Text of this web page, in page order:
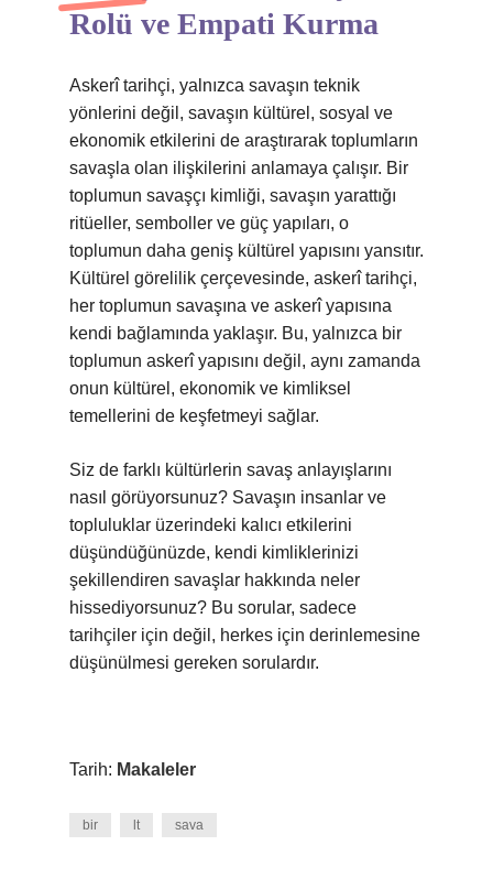
Rolü ve Empati Kurma
Askerî tarihçi, yalnızca savaşın teknik
yönlerini değil, savaşın kültürel, sosyal ve
ekonomik etkilerini de araştırarak toplumların
savaşla olan ilişkilerini anlamaya çalışır. Bir
toplumun savaşçı kimliği, savaşın yarattığı
ritüeller, semboller ve güç yapıları, o
toplumun daha geniş kültürel yapısını yansıtır.
Kültürel görelilik çerçevesinde, askerî tarihçi,
her toplumun savaşına ve askerî yapısına
kendi bağlamında yaklaşır. Bu, yalnızca bir
toplumun askerî yapısını değil, aynı zamanda
onun kültürel, ekonomik ve kimliksel
temellerini de keşfetmeyi sağlar.
Siz de farklı kültürlerin savaş anlayışlarını
nasıl görüyorsunuz? Savaşın insanlar ve
topluluklar üzerindeki kalıcı etkilerini
düşündüğünüzde, kendi kimliklerinizi
şekillendiren savaşlar hakkında neler
hissediyorsunuz? Bu sorular, sadece
tarihçiler için değil, herkes için derinlemesine
düşünülmesi gereken sorulardır.
Tarih: Makaleler
bir lt sava